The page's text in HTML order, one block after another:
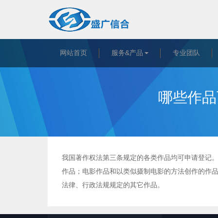
网站首页 服务&产品 专业团队
哪些作
我国著作权法第三条规定的各类作品均可申请登记
作品；电影作品和以类似摄制电影的方法创作的作
法律、行政法规规定的其它作品。